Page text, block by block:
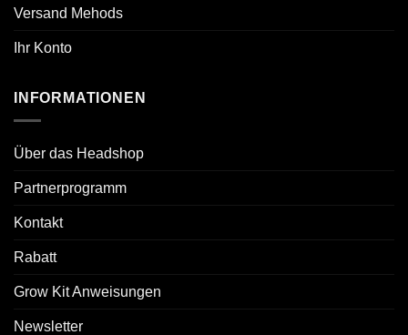
Versand Mehods
Ihr Konto
INFORMATIONEN
Über das Headshop
Partnerprogramm
Kontakt
Rabatt
Grow Kit Anweisungen
Newsletter